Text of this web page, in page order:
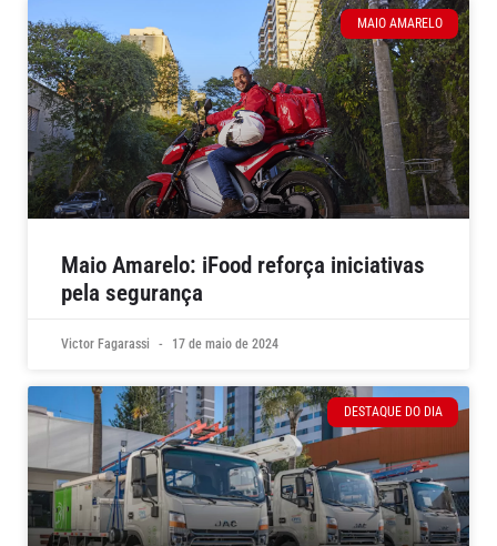
MAIO AMARELO
Maio Amarelo: iFood reforça iniciativas
pela segurança
Victor Fagarassi 17 de maio de 2024
DESTAQUE DO DIA